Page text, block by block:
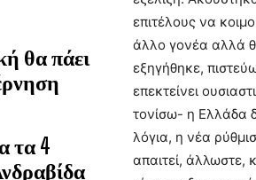
θα πάει
τα 4
επιτέλους να
άλλο γονέα αλλά
εξηγήθηκε,
επεκτείνει
τονίσω- η Ελλάδα
λόγια, η νέα
απαιτεί, άλλωστε,